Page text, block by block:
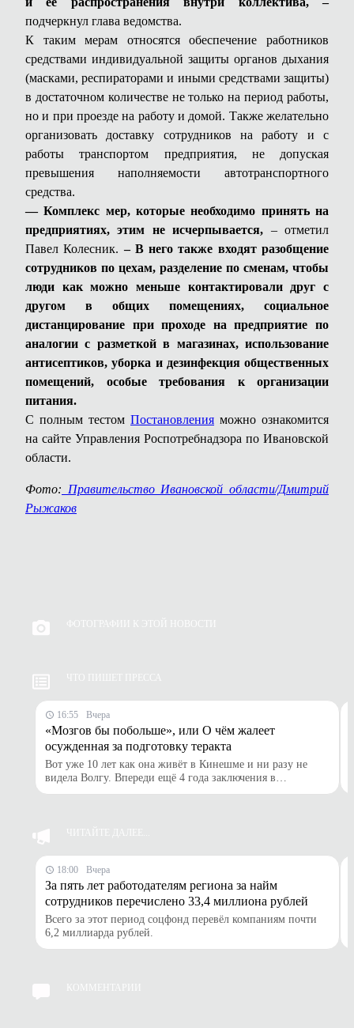
подчеркнул глава ведомства.
К таким мерам относятся обеспечение работников
средствами индивидуальной защиты органов дыхания
(масками, респираторами и иными средствами защиты)
в достаточном количестве не только на период работы,
но и при проезде на работу и домой. Также желательно
организовать доставку сотрудников на работу и с
работы транспортом предприятия, не допуская
превышения наполняемости автотранспортного
средства.
— Комплекс мер, которые необходимо принять на
предприятиях, этим не исчерпывается, – отметил
Павел Колесник.– В него также входят разобщение
сотрудников по цехам, разделение по сменам, чтобы
люди как можно меньше контактировали друг с
другом в общих помещениях, социальное
дистанцирование при проходе на предприятие по
аналогии с разметкой в магазинах, использование
антисептиков, уборка и дезинфекция общественных
помещений, особые требования к организации
питания.
С полным тестом Постановления можно ознакомится
на сайте Управления Роспотребнадзора по Ивановской
области.
Фото: Правительство Ивановской области/Дмитрий
Рыжаков
ФОТОГРАФИИ К ЭТОЙ НОВОСТИ
ЧТО ПИШЕТ ПРЕССА
16:55 Вчера
«Мозгов бы побольше», или О чём жалеет
осужденная за подготовку теракта
Вот уже 10 лет как она живёт в Кинешме и ни разу не
видела Волгу. Впереди ещё 4 года заключения в
исправительной колонии. Сегодня мы познакомимся с той
сторонником радикально-экстремистских взглядов в
исламе, совершила приготовление к террористическому
акту. Вместе с двумя такими же подругами.
ЧИТАЙТЕ ДАЛЕЕ...
18:00 Вчера
За пять лет работодателям региона за найм
сотрудников перечислено 33,4 миллиона рублей
Всего за этот период соцфонд перевёл компаниям почти
6,2 миллиарда рублей.
КОММЕНТАРИИ